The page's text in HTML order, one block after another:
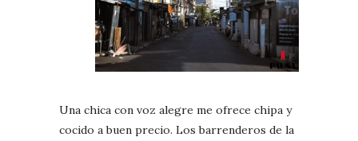
Una chica con voz alegre me ofrece chipa y
cocido a buen precio. Los barrenderos de la